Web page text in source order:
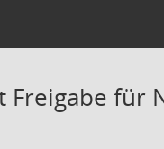
Freigabe für